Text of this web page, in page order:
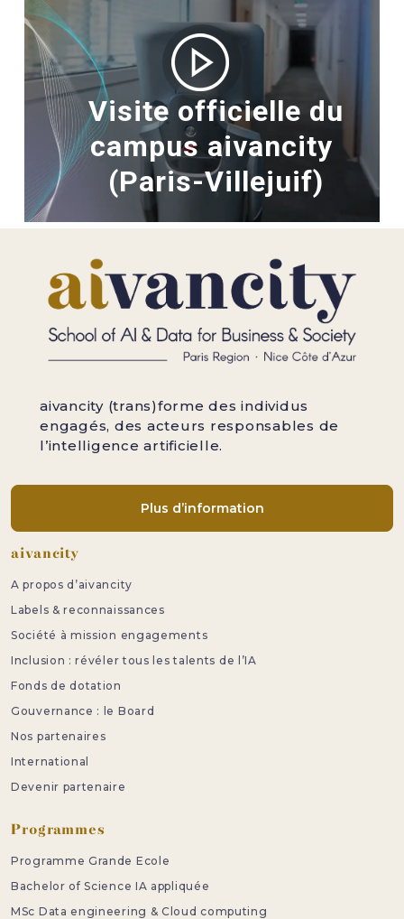
Visite officielle du
campus aivancity
(Paris-Villejuif)
aivancity (trans)forme des individus
engagés, des acteurs responsables de
l’intelligence artificielle.
Plus d’information
Pied de page
aivancity
A propos d’aivancity
Labels & reconnaissances
Société à mission engagements
Inclusion : révéler tous les talents de l’IA
Fonds de dotation
Gouvernance : le Board
Nos partenaires
International
Devenir partenaire
Programmes
Programme Grande Ecole
Bachelor of Science IA appliquée
MSc Data engineering & Cloud computing